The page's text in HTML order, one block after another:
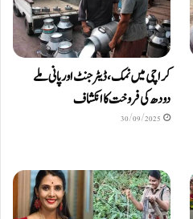
کراچی میں نمک، ڈیٹرجنٹ اور پانی ملے
دودھ کی فروخت کا انکشاف
30/09/2025